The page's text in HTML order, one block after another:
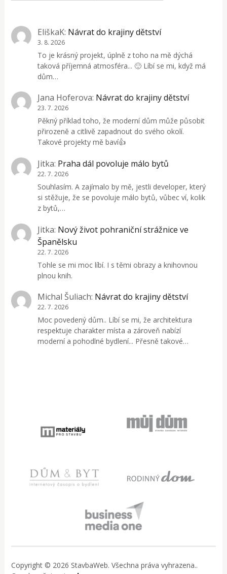
EliškaK: Návrat do krajiny dětství
3. 8. 2026
To je krásný projekt, úplně z toho na mě dýchá
taková příjemná atmosféra... 🙂 Líbí se mi, když má
dům…
Jana Hoferova: Návrat do krajiny dětství
23. 7. 2026
Pěkný příklad toho, že moderní dům může působit
přirozeně a citlivě zapadnout do svého okolí.
Takové projekty mě baví👍
Jitka: Praha dál povoluje málo bytů
22. 7. 2026
Souhlasím. A zajímalo by mě, jestli developer, který
si stěžuje, že se povoluje málo bytů, vůbec ví, kolik
z bytů,…
Jitka: Nový život pohraniční strážnice ve
Španělsku
22. 7. 2026
Tohle se mi moc líbí. I s těmi obrazy a knihovnou
plnou knih.
Michal Šuliach: Návrat do krajiny dětství
22. 7. 2026
Moc povedený dům.. Líbí se mi, že architektura
respektuje charakter místa a zároveň nabízí
moderní a pohodlné bydlení... Přesně takové…
Copyright © 2026 StavbaWeb. Všechna práva vyhrazena..